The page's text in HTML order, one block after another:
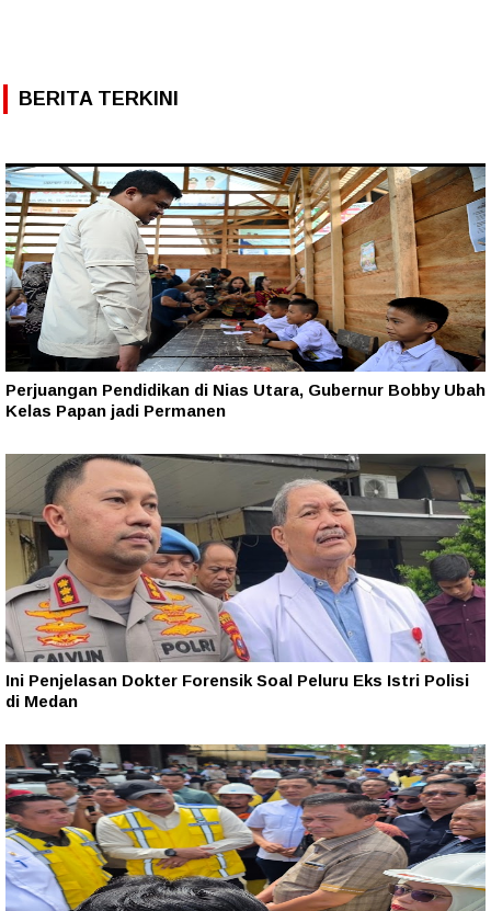
BERITA TERKINI
Perjuangan Pendidikan di Nias Utara, Gubernur Bobby Ubah
Kelas Papan jadi Permanen
Ini Penjelasan Dokter Forensik Soal Peluru Eks Istri Polisi
di Medan